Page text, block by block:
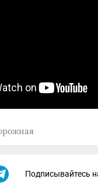
Подписывайтесь